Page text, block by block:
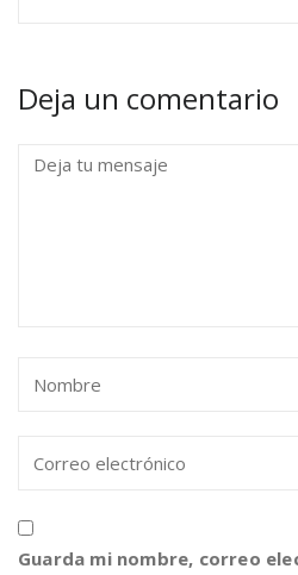
Deja un comentario
Guarda mi nombre, correo